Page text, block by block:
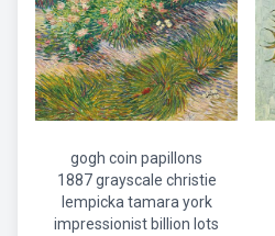
gogh coin papillons
1887 grayscale christie
lempicka tamara york
impressionist billion lots